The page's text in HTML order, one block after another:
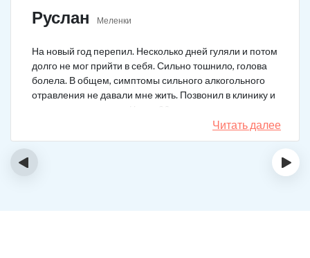
Руслан Меленки
На новый год перепил. Несколько дней гуляли и потом
долго не мог прийти в себя. Сильно тошнило, голова
болела. В общем, симптомы сильного алкогольного
отравления не давали мне жить. Позвонил в клинику и
вызвал врача на дом. Через 20 минут приехал
нарколог, поставил мне усиленную капельницу. Сразу
стало легче.
Читать далее
‹ ›